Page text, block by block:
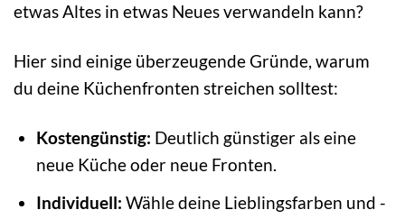
etwas Altes in etwas Neues verwandeln kann?
Hier sind einige überzeugende Gründe, warum
du deine Küchenfronten streichen solltest:
Kostengünstig: Deutlich günstiger als eine
neue Küche oder neue Fronten.
Individuell: Wähle deine Lieblingsfarben und -